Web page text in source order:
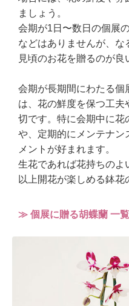
ましょう。
会期が1日〜数日の個展
などはありませんが、な
見頃のお花を贈るのが良
会期が長期間にわたる個
は、花の鮮度を保つ工夫
切です。特に会期中に花
や、定期的にメンテナン
メントが好まれます。
生花であれば花持ちのよ
以上開花が楽しめる鉢花
≫ 個展に贈る胡蝶蘭 一覧